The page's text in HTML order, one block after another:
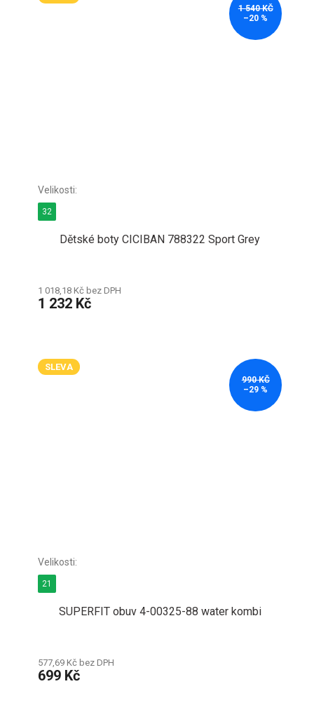
1 540 KČ
–20 %
Dětské boty CICIBAN 788322 Sport Grey
1 018,18 Kč bez DPH
1 232 Kč
32
SLEVA
990 KČ
–29 %
SUPERFIT obuv 4-00325-88 water kombi
577,69 Kč bez DPH
699 Kč
21